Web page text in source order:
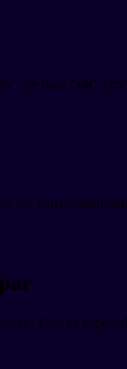
Se dice "oh"
ser
Esto es